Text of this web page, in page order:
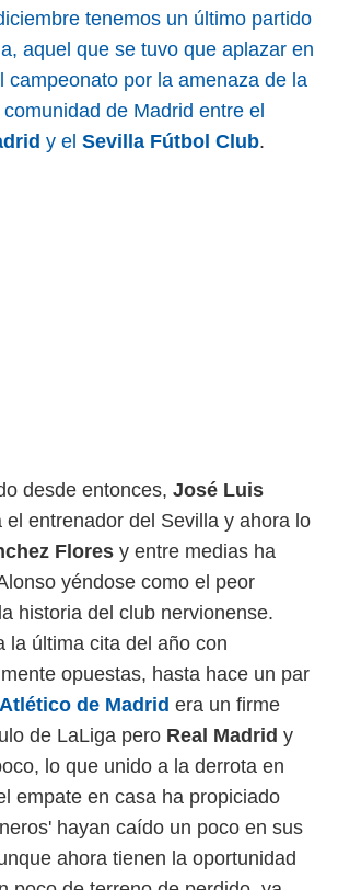
tenemos un último partido
aquel que se tuvo que aplazar en
campeonato por la amenaza de la
de Madrid entre el
y el Sevilla Fútbol Club.
desde entonces, José Luis
el entrenador del Sevilla y ahora lo
Flores y entre medias ha
yéndose como el peor
historia del club nervionense.
la última cita del año con
opuestas, hasta hace un par
Atlético de Madrid era un firme
de LaLiga pero Real Madrid y
lo que unido a la derrota en
empate en casa ha propiciado
hayan caído un poco en sus
ahora tienen la oportunidad